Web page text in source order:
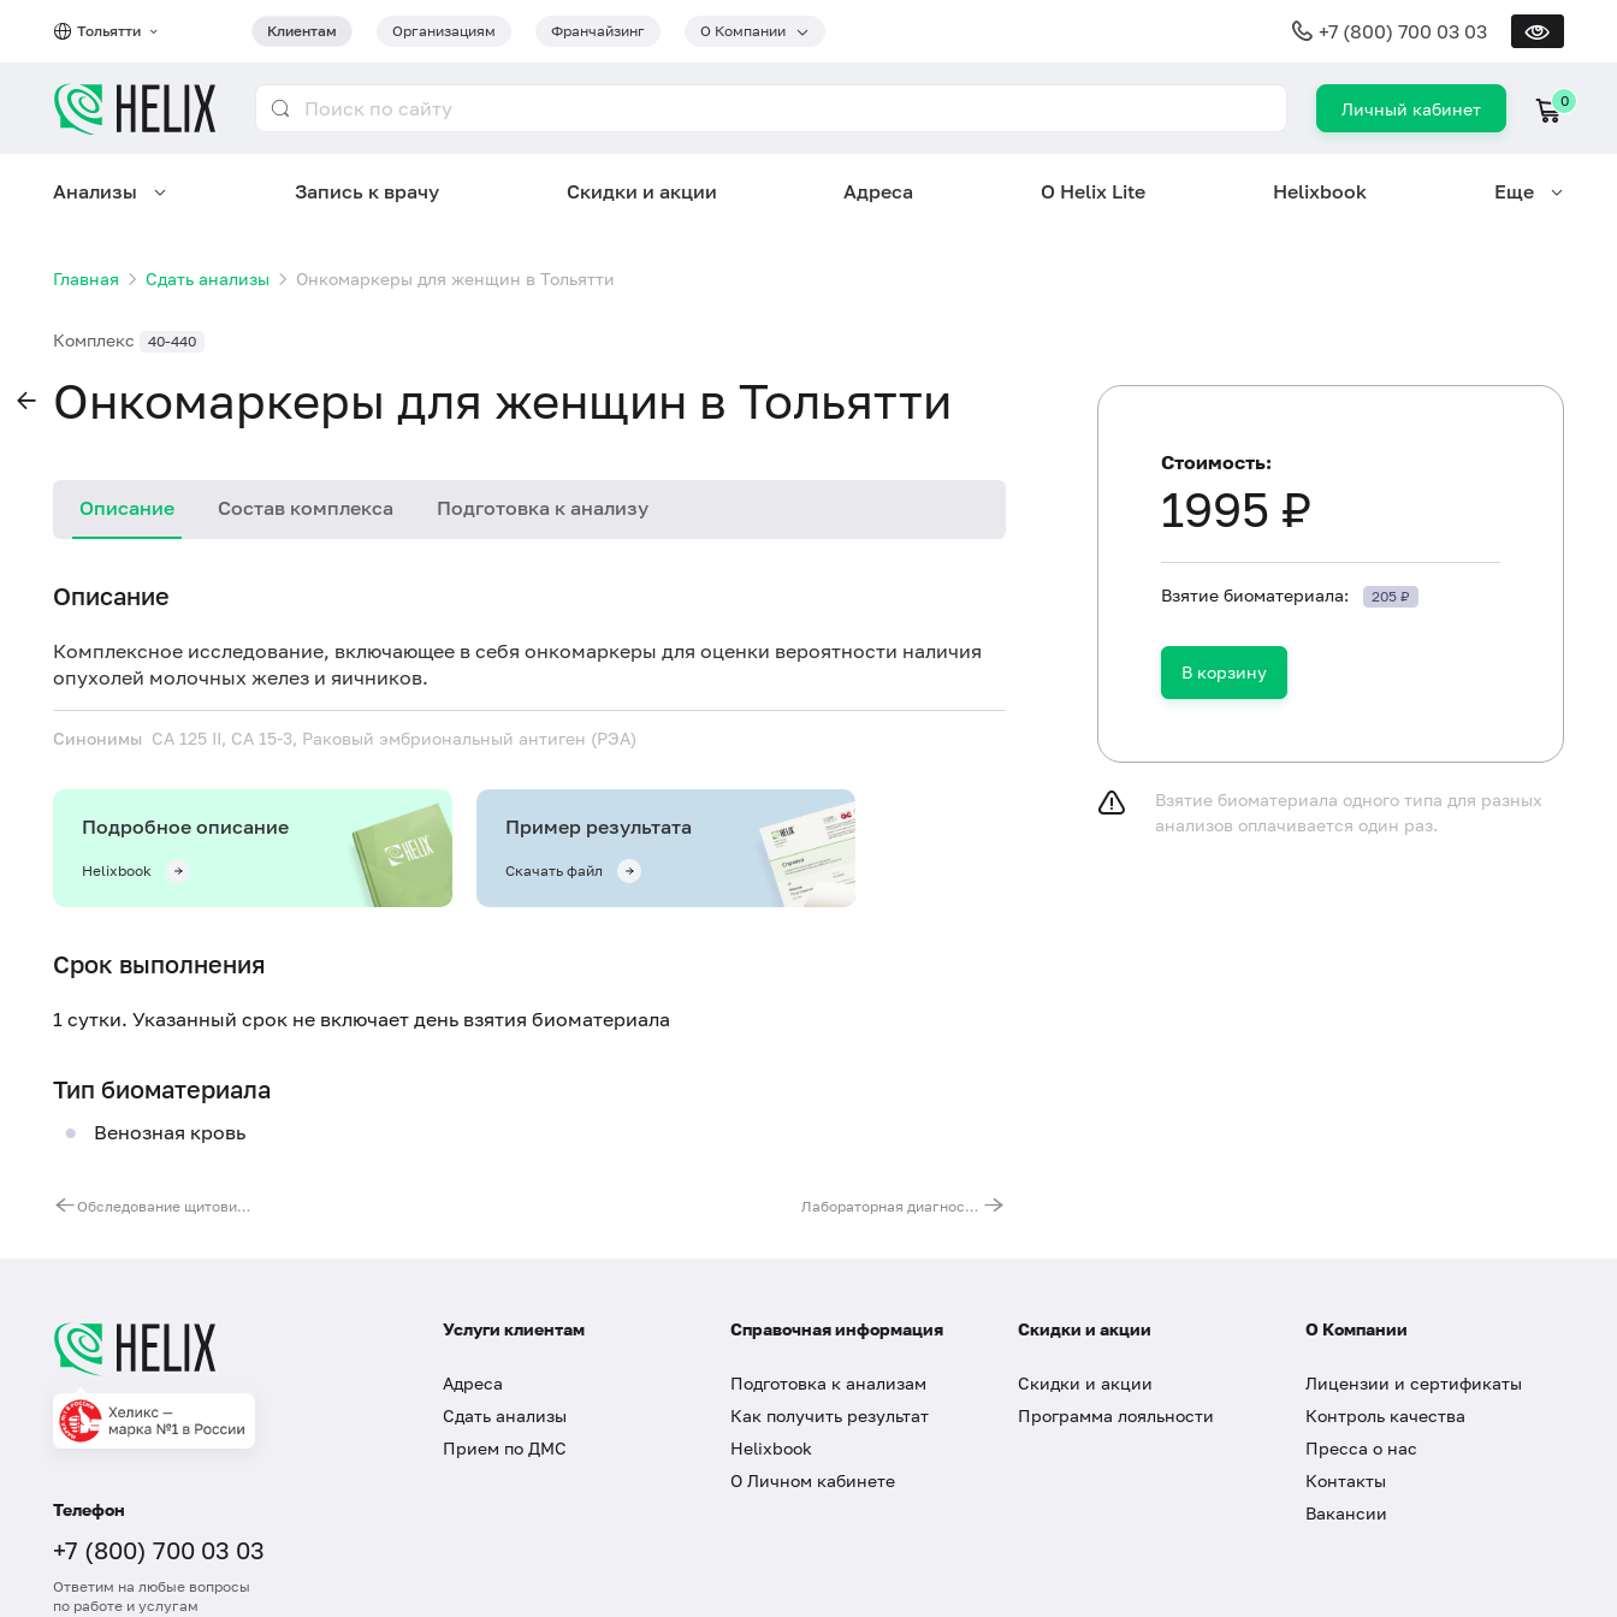
Тольятти Клиентам Организациям Франчайзинг О Компании +7 (800) 700 03 03
Личный кабинет 0
Анализы Запись к врачу Скидки и акции Адреса О Helix Lite Helixbook Еще
Главная Сдать анализы Онкомаркеры для женщин в Тольятти
Комплекс 40-440
Онкомаркеры для женщин в Тольятти
Описание Состав комплекса Подготовка к анализу
Описание
Комплексное исследование, включающее в себя онкомаркеры для оценки вероятности наличия
опухолей молочных желез и яичников.
Синонимы CA 125 II, CA 15-3, Раковый эмбриональный антиген (РЭА)
Подробное описание
Helixbook
Пример результата
Скачать файл
Срок выполнения
1 сутки. Указанный срок не включает день взятия биоматериала
Тип биоматериала
Венозная кровь
Обследование щитовидной железы Лабораторная диагностика рака желудка
Раковый антиген CA 125
Раковый эмбриональный антиген (РЭА)
Стоимость:
1995 ₽
Взятие биоматериала: 205 ₽
В корзину
Взятие биоматериала одного типа для разных
анализов оплачивается один раз.
Телефон
+7 (800) 700 03 03
Ответим на любые вопросы
по работе и услугам
Услуги клиентам
Адреса
Сдать анализы
Прием по ДМС
Справочная информация
Подготовка к анализам
Как получить результат
Helixbook
О Личном кабинете
Скидки и акции
Скидки и акции
Программа лояльности
О Компании
Лицензии и сертификаты
Контроль качества
Пресса о нас
Контакты
Вакансии